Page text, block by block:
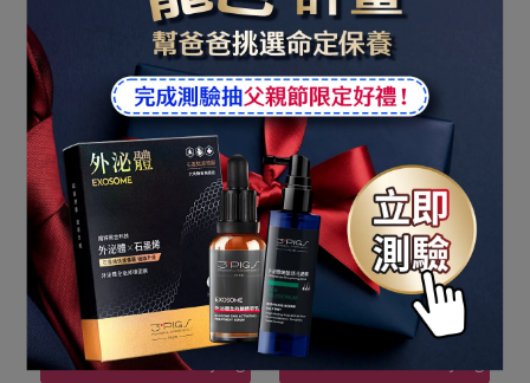
年輕感UP! 肌膚呈現飽滿彈
潤
【美肌心動時刻】17胜肽
PRO+緊緻乳霜50g (高濃
度普拉斯鏈) 1+1組｜
PEZRI派翠胜肽保養專家
NT$1.890 NT$3.360
tambahkan ke keranjang
71折
EXOSOME超能外泌體 7
DAYS活膚集中精華 SOS肌
膚急救保養！密集修復滋
養、柔滑保濕，快速潤活肌
膚
【美肌心動時刻】外泌體
全修復安瓶 10mlx2pcs/盒
(高機能保養)｜PEZRI派翠
胜肽保養專家
NT$1.690NT$2.380
tambahkan ke keranjang